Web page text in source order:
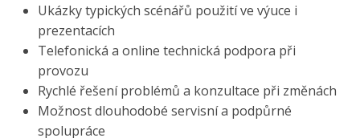
Ukázky typických scénářů použití ve výuce i
prezentacích
Telefonická a online technická podpora při
provozu
Rychlé řešení problémů a konzultace při změnách
Možnost dlouhodobé servisní a podpůrné
spolupráce